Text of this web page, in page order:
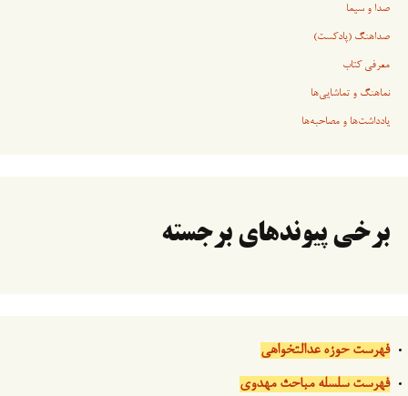
صدا و سیما
صداهنگ (پادکست)
معرفی کتاب
نماهنگ و تماشایی‌ها
یادداشت‌ها و مصاحبه‌ها
برخی پیوندهای برجسته
فهرست حوزه عدالتخواهی
فهرست سلسله مباحث مهدوی